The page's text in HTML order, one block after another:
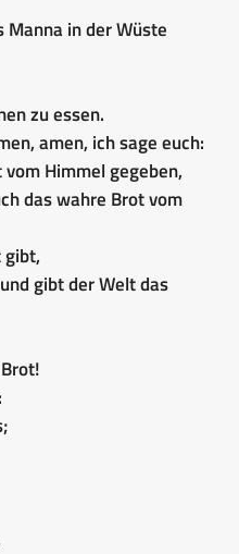
Manna in der Wüste
zu essen.
amen, ich sage euch:
Himmel gegeben,
das wahre Brot vom
gibt,
gibt der Welt das